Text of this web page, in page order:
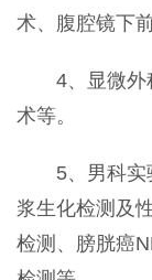
术、腹腔镜下
4、显微外
术等。
5、男科
浆生化检测及
检测、膀胱癌